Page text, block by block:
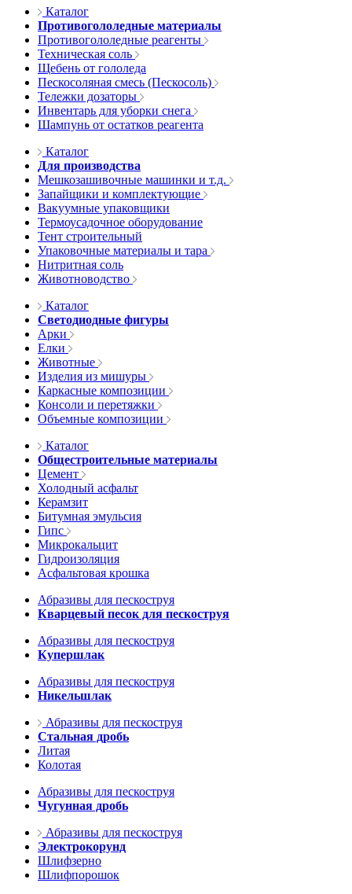
Каталог
Противогололедные материалы
Противогололедные реагенты
Техническая соль
Щебень от гололеда
Пескосоляная смесь (Пескосоль)
Тележки дозаторы
Инвентарь для уборки снега
Шампунь от остатков реагента
Каталог
Для производства
Мешкозашивочные машинки и т.д.
Запайщики и комплектующие
Вакуумные упаковщики
Термоусадочное оборудование
Тент строительный
Упаковочные материалы и тара
Нитритная соль
Животноводство
Каталог
Светодиодные фигуры
Арки
Елки
Животные
Изделия из мишуры
Каркасные композиции
Консоли и перетяжки
Объемные композиции
Каталог
Общестроительные материалы
Цемент
Холодный асфальт
Керамзит
Битумная эмульсия
Гипс
Микрокальцит
Гидроизоляция
Асфальтовая крошка
Абразивы для пескоструя
Кварцевый песок для пескоструя
Абразивы для пескоструя
Купершлак
Абразивы для пескоструя
Никельшлак
Абразивы для пескоструя
Стальная дробь
Литая
Колотая
Абразивы для пескоструя
Чугунная дробь
Абразивы для пескоструя
Электрокорунд
Шлифзерно
Шлифпорошок